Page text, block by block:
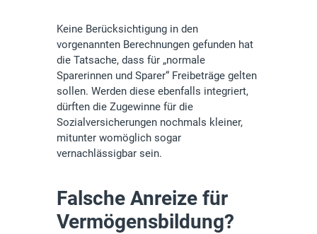
Keine Berücksichtigung in den
vorgenannten Berechnungen gefunden hat
die Tatsache, dass für „normale
Sparerinnen und Sparer“ Freibeträge gelten
sollen. Werden diese ebenfalls integriert,
dürften die Zugewinne für die
Sozialversicherungen nochmals kleiner,
mitunter womöglich sogar
vernachlässigbar sein.
Falsche Anreize für
Vermögensbildung?